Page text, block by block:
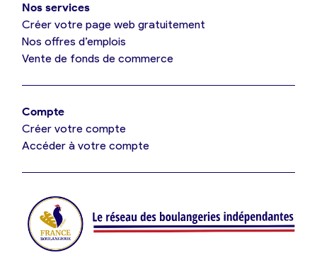
Je référence ma boulangerie (gratuit)
Offres d’emploi
Je suis fournisseur
Je crée mon compte
Non, annuler
Nos services
Créer votre page web gratuitement
Nos offres d’emplois
Vente de fonds de commerce
Compte
Créer votre compte
Accéder à votre compte